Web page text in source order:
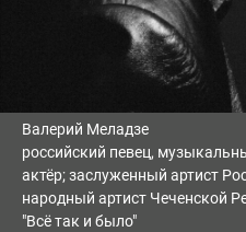
Валерий Меладзе
российский певец,
актёр; заслуженный артист
народный артист Чеченской
"Всё так и было"